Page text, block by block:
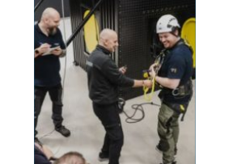
lösningar och hög
produktionssäkerhet ö...